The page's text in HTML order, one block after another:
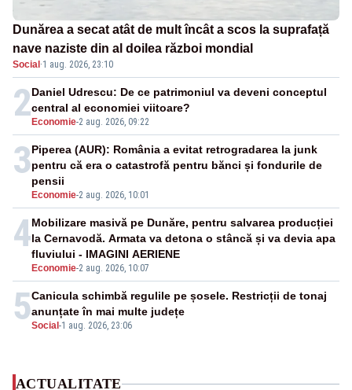
Dunărea a secat atât de mult încât a scos la suprafață
nave naziste din al doilea război mondial
Social ·1 aug. 2026, 23:10
2 Economie-2 aug. 2026, 09:22
Daniel Udrescu: De ce patrimoniul va deveni conceptul
central al economiei viitoare?
3
Economie-2 aug. 2026, 10:01
Piperea (AUR): România a evitat retrogradarea la junk
pentru că era o catastrofă pentru bănci și fondurile de
pensii
4
Economie-2 aug. 2026, 10:07
Mobilizare masivă pe Dunăre, pentru salvarea producției
la Cernavodă. Armata va detona o stâncă și va devia apa
fluviului - IMAGINI AERIENE
5Social -1 aug. 2026, 23:06
Canicula schimbă regulile pe șosele. Restricții de tonaj
anunțate în mai multe județe
ACTUALITATE